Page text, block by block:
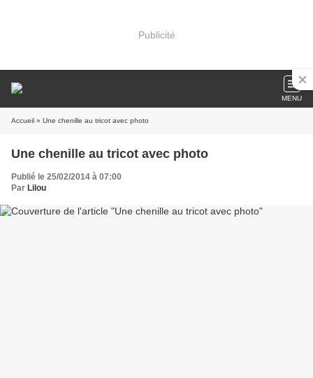
Publicité
MENU
Accueil » Une chenille au tricot avec photo
Une chenille au tricot avec photo
Publié le 25/02/2014 à 07:00
Par Lilou